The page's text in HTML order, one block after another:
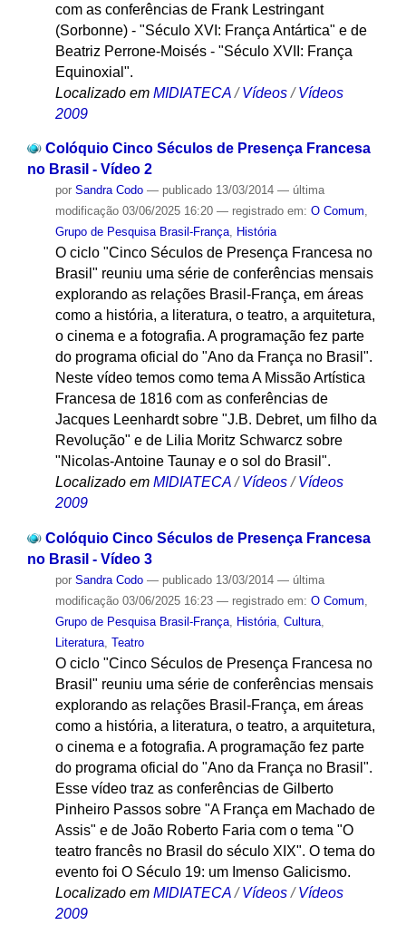
com as conferências de Frank Lestringant
(Sorbonne) - "Século XVI: França Antártica" e de
Beatriz Perrone-Moisés - "Século XVII: França
Equinoxial".
Localizado em MIDIATECA /Vídeos /Vídeos
2009
Colóquio Cinco Séculos de Presença Francesa
no Brasil - Vídeo 2
por Sandra Codo — publicado13/03/2014 — última
modificação03/06/2025 16:20 — registrado em: O Comum,
Grupo de Pesquisa Brasil-França, História
O ciclo "Cinco Séculos de Presença Francesa no
Brasil" reuniu uma série de conferências mensais
explorando as relações Brasil-França, em áreas
como a história, a literatura, o teatro, a arquitetura,
o cinema e a fotografia. A programação fez parte
do programa oficial do "Ano da França no Brasil".
Neste vídeo temos como tema A Missão Artística
Francesa de 1816 com as conferências de
Jacques Leenhardt sobre "J.B. Debret, um filho da
Revolução" e de Lilia Moritz Schwarcz sobre
"Nicolas-Antoine Taunay e o sol do Brasil".
Localizado em MIDIATECA /Vídeos /Vídeos
2009
Colóquio Cinco Séculos de Presença Francesa
no Brasil - Vídeo 3
por Sandra Codo — publicado13/03/2014 — última
modificação03/06/2025 16:23 — registrado em: O Comum,
Grupo de Pesquisa Brasil-França, História, Cultura,
Literatura, Teatro
O ciclo "Cinco Séculos de Presença Francesa no
Brasil" reuniu uma série de conferências mensais
explorando as relações Brasil-França, em áreas
como a história, a literatura, o teatro, a arquitetura,
o cinema e a fotografia. A programação fez parte
do programa oficial do "Ano da França no Brasil".
Esse vídeo traz as conferências de Gilberto
Pinheiro Passos sobre "A França em Machado de
Assis" e de João Roberto Faria com o tema "O
teatro francês no Brasil do século XIX". O tema do
evento foi O Século 19: um Imenso Galicismo.
Localizado em MIDIATECA /Vídeos /Vídeos
2009